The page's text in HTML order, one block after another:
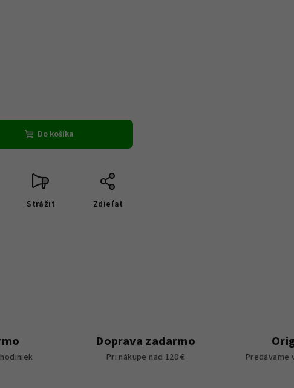
Do košíka
Strážiť Zdieľať
Doprava zadarmo
Pri nákupe nad 120 € Predávame